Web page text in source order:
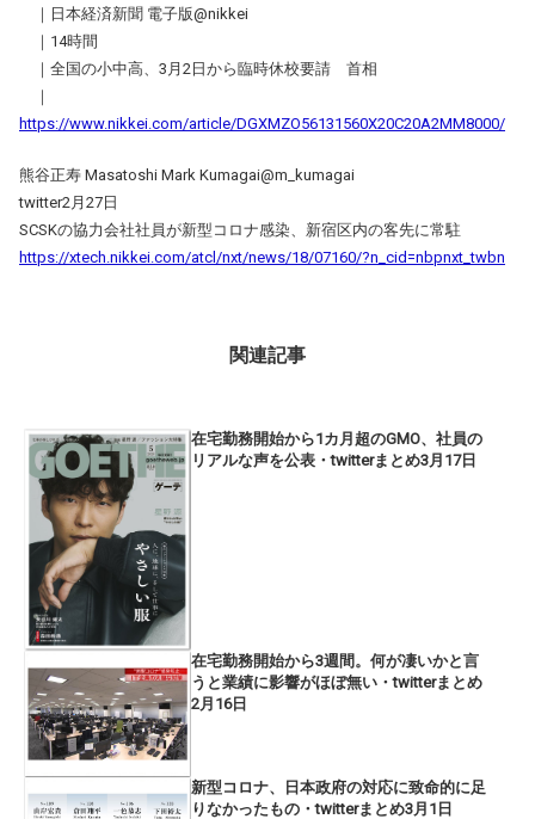
｜日本経済新聞 電子版@nikkei
｜14時間
｜全国の小中高、3月2日から臨時休校要請 首相
｜
https://www.nikkei.com/article/DGXMZO56131560X20C20A2MM8000/
熊谷正寿 Masatoshi Mark Kumagai@m_kumagai
twitter2月27日
SCSKの協力会社社員が新型コロナ感染、新宿区内の客先に常駐
https://xtech.nikkei.com/atcl/nxt/news/18/07160/?n_cid=nbpnxt_twbn
関連記事
在宅勤務開始から1カ月超のGMO、社員の
リアルな声を公表・twitterまとめ3月17日
在宅勤務開始から3週間。何が凄いかと言
うと業績に影響がほぼ無い・twitterまとめ
2月16日
新型コロナ、日本政府の対応に致命的に足
りなかったもの・twitterまとめ3月1日